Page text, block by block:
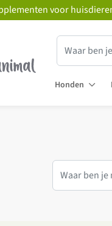
voor
Honden